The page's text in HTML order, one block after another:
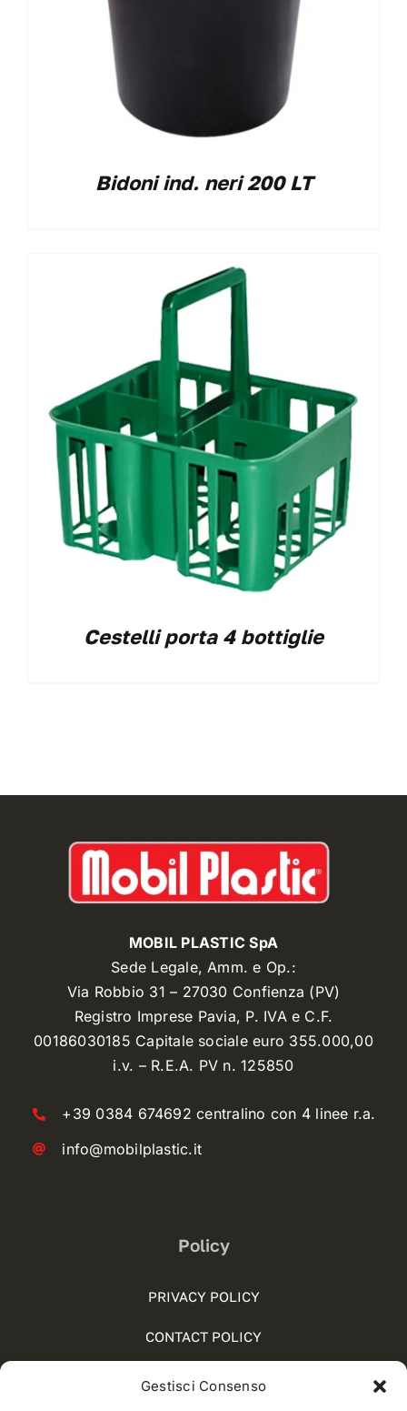
Gestisci Consenso
Bidoni ind. neri 200 LT
Cestelli porta 4 bottiglie
MOBIL PLASTIC SpA
Sede Legale, Amm. e Op.:
Via Robbio 31 – 27030 Confienza (PV)
Registro Imprese Pavia, P. IVA e C.F.
00186030185 Capitale sociale euro 355.000,00
i.v. – R.E.A. PV n. 125850
+39 0384 674692 centralino con 4 linee r.a.
info@mobilplastic.it
Policy
PRIVACY POLICY
CONTACT POLICY
COOKIE POLICY (UE)